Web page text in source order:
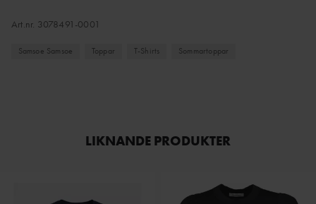
Art.nr. 3078491-0001
Samsoe Samsoe Toppar T-Shirts Sommartoppar
LIKNANDE PRODUKTER